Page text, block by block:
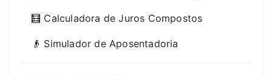
🧮 Calculadora de Juros Compostos
👴 Simulador de Aposentadoria